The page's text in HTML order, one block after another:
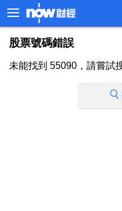
股票號碼錯誤
未能找到 55090，請嘗試